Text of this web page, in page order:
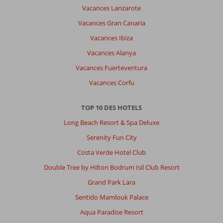
Vacances Lanzarote
Vacances Gran Canaria
Vacances Ibiza
Vacances Alanya
Vacances Fuerteventura
Vacances Corfu
TOP 10 DES HOTELS
Long Beach Resort & Spa Deluxe
Serenity Fun City
Costa Verde Hotel Club
Double Tree by Hilton Bodrum Isil Club Resort
Grand Park Lara
Sentido Mamlouk Palace
Aqua Paradise Resort